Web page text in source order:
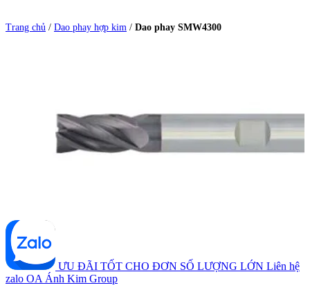
Trang chủ / Dao phay hợp kim / Dao phay SMW4300
ƯU ĐÃI TỐT CHO ĐƠN SỐ LƯỢNG LỚN Liên hệ
zalo OA Ánh Kim Group